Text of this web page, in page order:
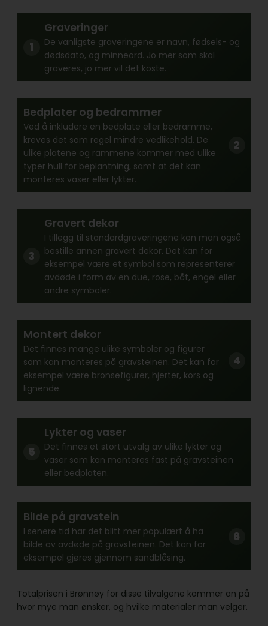
Graveringer
De vanligste graveringene er navn, fødsels- og
dødsdato, og minneord. Jo mer som skal
graveres, jo mer vil det koste.
Bedplater og bedrammer
Ved å inkludere en bedplate eller bedramme,
kreves det som regel mindre vedlikehold. De
ulike platene og rammene kommer med ulike
typer hull for beplantning, samt at det kan
monteres vaser eller lykter.
Gravert dekor
I tillegg til standardgraveringene kan man også
bestille annen gravert dekor. Det kan for
eksempel være et symbol som representerer
avdøde i form av en due, rose, båt, engel eller
andre symboler.
Montert dekor
Det finnes mange ulike symboler og figurer
som kan monteres på gravsteinen. Det kan for
eksempel være bronsefigurer, hjerter, kors og
lignende.
Lykter og vaser
Det finnes et stort utvalg av ulike lykter og
vaser som kan monteres fast på gravsteinen
eller bedplaten.
Bilde på gravstein
I senere tid har det blitt mer populært å ha
bilde av avdøde på gravsteinen. Det kan for
eksempel gjøres gjennom sandblåsing.
Totalprisen i Brønnøy for disse tilvalgene kommer an på
hvor mye man ønsker, og hvilke materialer man velger.